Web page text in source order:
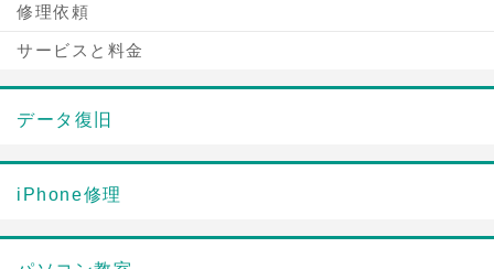
修理依頼
サービスと料金
データ復旧
iPhone修理